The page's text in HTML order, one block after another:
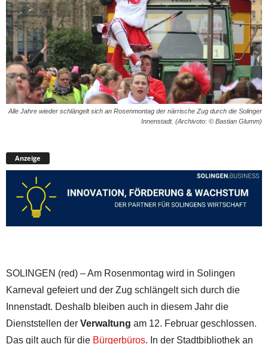
Alle Jahre wieder schlängelt sich an Rosenmontag der närrische Zug durch die Solinger
Innenstadt. (Archivoto: © Bastian Glumm)
Anzeige
SOLINGEN (red) – Am Rosenmontag wird in Solingen
Karneval gefeiert und der Zug schlängelt sich durch die
Innenstadt. Deshalb bleiben auch in diesem Jahr die
Dienststellen der Verwaltung am 12. Februar geschlossen.
Das gilt auch für die Bürgerbüros. In der Stadtbibliothek an